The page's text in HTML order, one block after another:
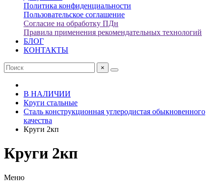
Политика конфиденциальности
Пользовательское соглашение
Согласие на обработку ПДн
Правила применения рекомендательных технологий
БЛОГ
КОНТАКТЫ
×
В НАЛИЧИИ
Круги стальные
Сталь конструкционная углеродистая обыкновенного
качества
Круги 2кп
Круги 2кп
Меню